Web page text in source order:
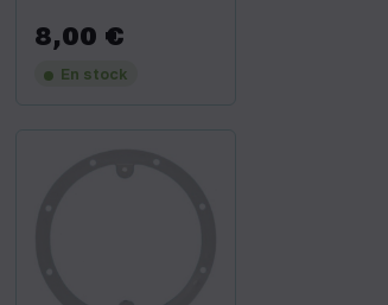
Prix
8,00 €
En stock